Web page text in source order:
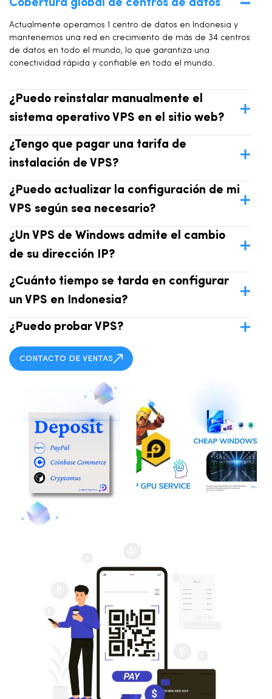
Cobertura global de centros de datos
Actualmente operamos 1 centro de datos en Indonesia y
mantenemos una red en crecimiento de más de 34 centros
de datos en todo el mundo, lo que garantiza una
conectividad rápida y confiable en todo el mundo.
¿Puedo reinstalar manualmente el
sistema operativo VPS en el sitio web?
¿Tengo que pagar una tarifa de
instalación de VPS?
¿Puedo actualizar la configuración de mi
VPS según sea necesario?
¿Un VPS de Windows admite el cambio
de su dirección IP?
¿Cuánto tiempo se tarda en configurar
un VPS en Indonesia?
¿Puedo probar VPS?
CONTACTO DE VENTAS